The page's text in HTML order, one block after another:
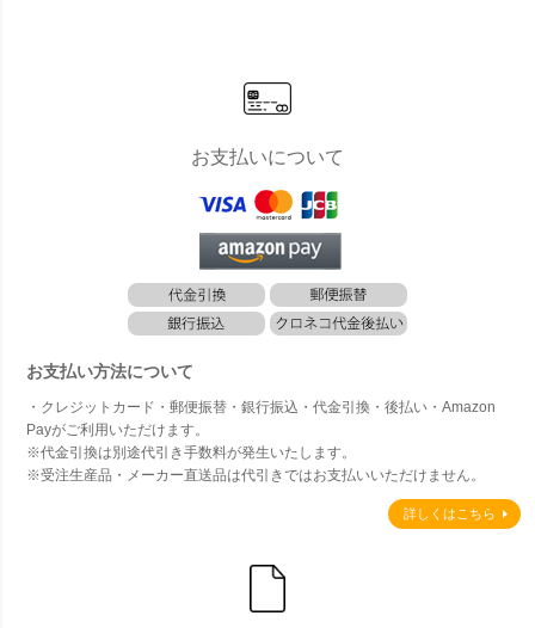
お支払いについて
お支払い方法について
・クレジットカード・郵便振替・銀行振込・代金引換・後払い・Amazon
Payがご利用いただけます。
※代金引換は別途代引き手数料が発生いたします。
※受注生産品・メーカー直送品は代引きではお支払いいただけません。
詳しくはこちら